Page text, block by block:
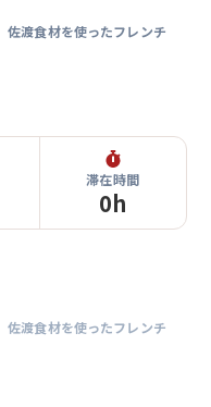
佐渡食材を使ったフレンチ
滞在時間
0h
佐渡食材を使ったフレンチ